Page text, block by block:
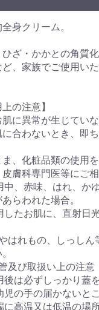
身クリーム。
ひざ・かかとの角質
ど、家族でご使用いた
上の注意】
肌に異常が生じてい
に合わないとき、即
ま、化粧品類の使用
膚科専門医等にご
中、赤味、はれ、か
らわれた場合。
したお肌に、直射日
はれもの、しっしん
及び取扱い上の注意
後は必ずしっかり蓋
児の手の届かないと
に高温又は低温の場